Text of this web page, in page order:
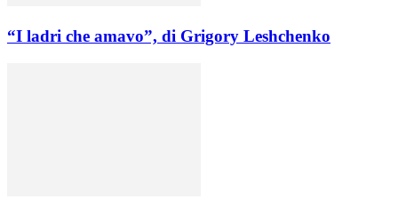
“I ladri che amavo”, di Grigory Leshchenko